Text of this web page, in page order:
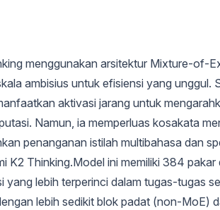
menggunakan arsitektur Mixture-of-
ambisius untuk efisiensi yang unggul.
aktivasi jarang untuk
Namun, ia memperluas kosakata
penanganan istilah multibahasa dan
K2 Thinking.Model ini memiliki 384 pakar
yang lebih terperinci dalam tugas-tugas
lebih sedikit blok padat (non-MoE)